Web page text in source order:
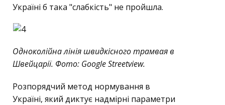
Україні б така "слабкість" не пройшла.
Одноколійна лінія швидкісного трамвая в
Швейцарії. Фото: Google Streetview.
Розпорядчий метод нормування в
Україні, який диктує надмірні параметри